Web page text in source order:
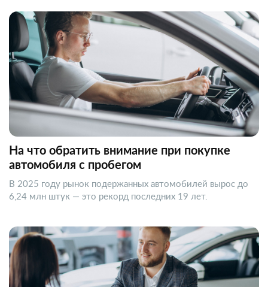
На что обратить внимание при покупке
автомобиля с пробегом
В 2025 году рынок подержанных автомобилей вырос до
6,24 млн штук — это рекорд последних 19 лет.